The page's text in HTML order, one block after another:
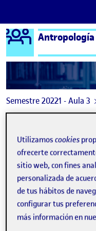
Saltar al contenido
Logo Ágora
Antropología
Semestre 20221 - Aula 3
Utilizamoscookies
ofrecerte
sitio web, con fines
personalizada de
de tus hábitos de
configurar tus
más información en